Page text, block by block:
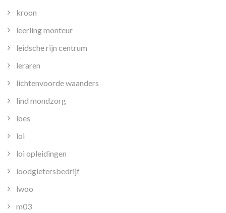
kroon
leerling monteur
leidsche rijn centrum
leraren
lichtenvoorde waanders
lind mondzorg
loes
loi
loi opleidingen
loodgietersbedrijf
lwoo
m03